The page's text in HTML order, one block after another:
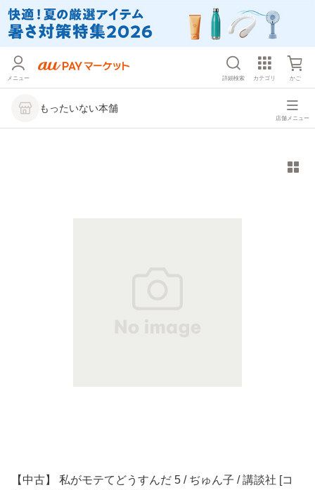
メニュー 詳細検索 カテゴリ かご
もったいない本舗
店舗メニュー
【中古】 私がモテてどうすんだ 5 / ぢゅん子 / 講談社 [コ